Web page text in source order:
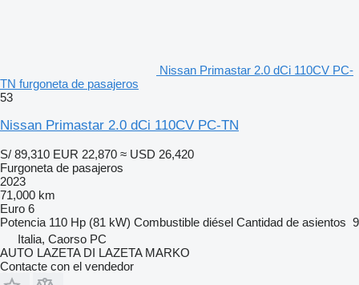
Nissan Primastar 2.0 dCi 110CV PC-
TN furgoneta de pasajeros
53
Nissan Primastar 2.0 dCi 110CV PC-TN
S/ 89,310 EUR 22,870 ≈ USD 26,420
Furgoneta de pasajeros
2023
71,000 km
Euro 6
Potencia 110 Hp (81 kW) Combustible diésel Cantidad de asientos 9
Italia, Caorso PC
AUTO LAZETA DI LAZETA MARKO
Contacte con el vendedor